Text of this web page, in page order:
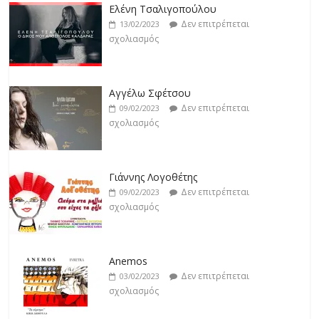
19/02/2023
Δεν επιτρέπεται
σχολιασμός
18/02/2023
Δεν επιτρέπεται
σχολιασμός
Ελένη Τσαλιγοπούλου
13/02/2023
Δεν επιτρέπεται
σχολιασμός
Αγγέλω Σφέτσου
09/02/2023
Δεν επιτρέπεται
σχολιασμός
Γιάννης Λογοθέτης
09/02/2023
Δεν επιτρέπεται
σχολιασμός
Anemos
03/02/2023
Δεν επιτρέπεται
σχολιασμός